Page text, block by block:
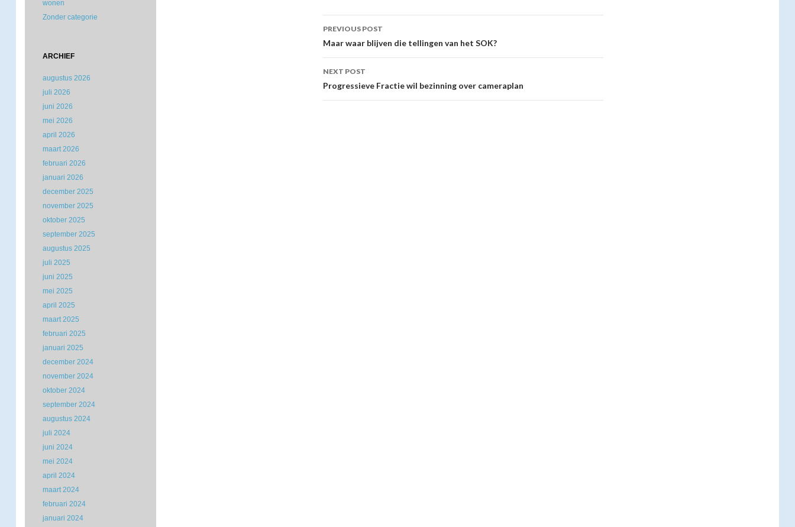
Post
navigation
PREVIOUS POST
Maar waar blijven die tellingen van het SOK?
NEXT POST
Progressieve Fractie wil bezinning over cameraplan
wonen
Zonder categorie
ARCHIEF
augustus 2026
juli 2026
juni 2026
mei 2026
april 2026
maart 2026
februari 2026
januari 2026
december 2025
november 2025
oktober 2025
september 2025
augustus 2025
juli 2025
juni 2025
mei 2025
april 2025
maart 2025
februari 2025
januari 2025
december 2024
november 2024
oktober 2024
september 2024
augustus 2024
juli 2024
juni 2024
mei 2024
april 2024
maart 2024
februari 2024
januari 2024